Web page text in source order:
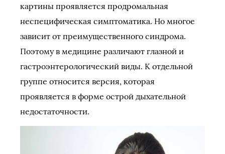
картины проявляется продромальная
неспецифическая симптоматика. Но многое
зависит от преимущественного синдрома.
Поэтому в медицине различают глазной и
гастроэнтерологический виды. К отдельной
группе относится версия, которая
проявляется в форме острой дыхательной
недостаточности.